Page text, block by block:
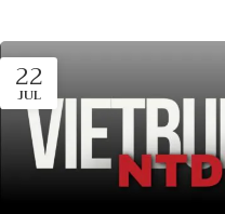
22
JUL